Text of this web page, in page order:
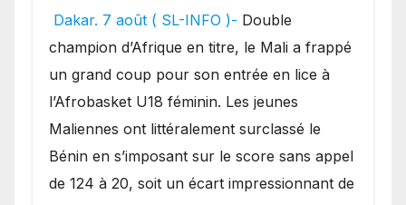
festival offensif et inflige
une lourde défaite au
Bénin.
Dakar. 7 août ( SL-INFO )- Double
champion d’Afrique en titre, le Mali a frappé
un grand coup pour son entrée en lice à
l’Afrobasket U18 féminin. Les jeunes
Maliennes ont littéralement surclassé le
Bénin en s’imposant sur le score sans appel
de 124 à 20, soit un écart impressionnant de